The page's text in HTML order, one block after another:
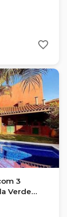
3
Verde